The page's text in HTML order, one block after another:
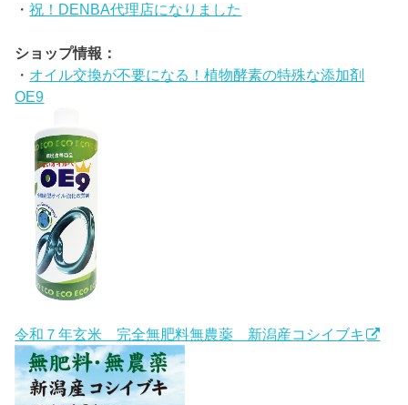
・祝！DENBA代理店になりました
ショップ情報：
・ オイル交換が不要になる！植物酵素の特殊な添加剤
OE9
令和７年玄米 完全無肥料無農薬 新潟産コシイブキ